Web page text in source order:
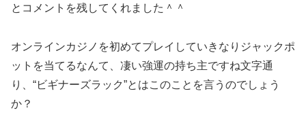
とコメントを残してくれました＾＾
オンラインカジノを初めてプレイしていきなりジャックポ
ットを当てるなんて、凄い強運の持ち主ですね文字通
り、“ビギナーズラック”とはこのことを言うのでしょう
か？